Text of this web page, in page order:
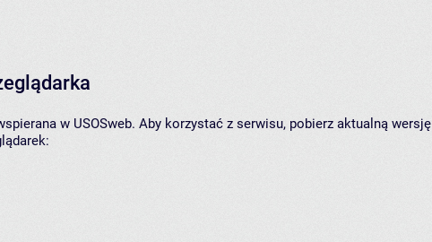
w USOSweb. Aby korzystać z serwisu, pobierz aktualną wersję